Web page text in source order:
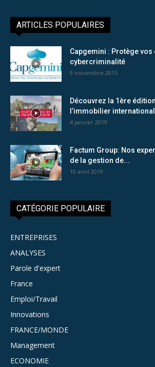
ARTICLES POPULAIRES
Capgemini : Protège
cybercriminalité
9 novembre 2015
Découvrez la 1ère
l’immobilier
4 janvier 2019
Factum Group: Nos
de la gestion de...
10 avril 2019
CATÉGORIE POPULAIRE
ENTREPRISES
ANALYSES
Parole d'expert
France
Emploi/Travail
Innovations
FRANCE/MONDE
Management
ECONOMIE